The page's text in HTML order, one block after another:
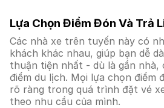
Lựa Chọn Điểm Đón Và Trả
Các nhà xe trên tuyến này có
khách khác nhau, giúp bạn dễ
thuận tiện nhất - dù là gần nhà,
điểm du lịch. Mọi lựa chọn điểm
rõ ràng trong quá trình đặt vé
theo nhu cầu của mình.